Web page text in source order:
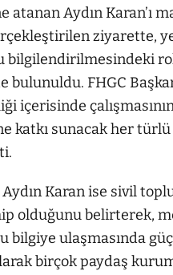
Aydın Karan’ı
ziyarette,
FHGC
içerisinde
katkı sunacak her
Karan ise sivil
olduğunu belirterek,
bilgiye ulaşmasında
birçok paydaş